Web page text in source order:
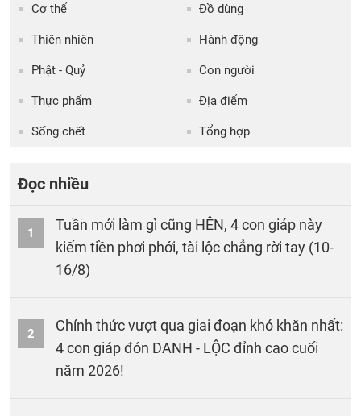
Cơ thể Đồ dùng
Thiên nhiên Hành động
Phật - Quỷ Con người
Thực phẩm Địa điểm
Sống chết Tổng hợp
Đọc nhiều
1
Tuần mới làm gì cũng HÊN, 4 con giáp này
kiếm tiền phơi phới, tài lộc chẳng rời tay (10-
16/8)
2
Chính thức vượt qua giai đoạn khó khăn nhất:
4 con giáp đón DANH - LỘC đỉnh cao cuối
năm 2026!